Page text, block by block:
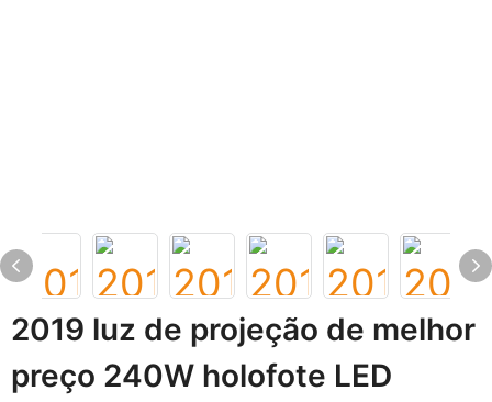
2019 luz de projeção de melhor
preço 240W holofote LED